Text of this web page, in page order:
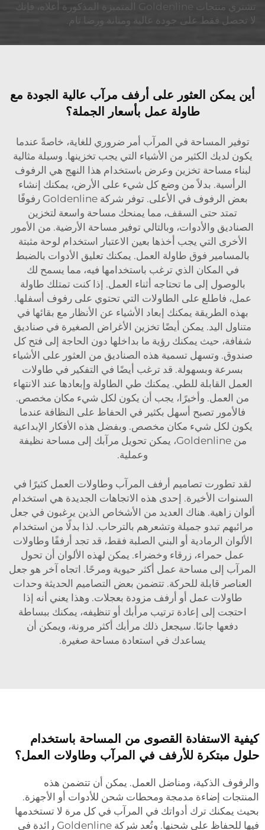
تشتري منتجات Goldenline المتميزة المذكورة أعلاه، فإنك
لا تحصل فقط على جودة عالية ومتانة ورضا تام.
أين يمكن العثور على أرفف مرآب عالية الجودة مع
طاولة عمل بأسعار الجملة؟
توفير المساحة في المرآب أمر ضروري للغاية، خاصةً عندما
يكون لديك الكثير من الأشياء التي يجب تخزينها. وسيلة مثالية
لبناء مساحة تخزين وعرض باستخدام هذا النهج هي الرفوف
الرأسية. بدلاً من وضع كل شيء على الأرض، يمكنك إنشاء
بعض الرفوف في الأعلى. توفر شركة Goldenline رفوفًا
تمتد حتى السقف، مما يمنحك مساحة واسعة لتخزين
الصناديق والأدوات، وبالتالي توفير مساحة الأرضية. من الأمور
الأخرى التي يجب أخذها بعين الاعتبار استخدام لوحة مثبتة
بالمسامير فوق طاولة العمل. يمكنك تعليق الأدوات بالضبط
في المكان الذي ترغب باستخدامها فيه، مما يسمح لك
بالوصول إلى ما تحتاجه أثناء العمل. إذا كنت تمتلك طاولة
عمل، فاطلع على الطاولات التي تحتوي على رفوف أسفلها.
بهذه الطريقة يمكنك إبعاد الأشياء عن الأنظار مع بقائها في
متناول اليد. يمكن أيضًا تخزين الأغراض الصغيرة في صناديق
شفافة، حيث يمكنك رؤية ما بداخلها دون الحاجة إلى فتح كل
صندوق. وتسهل تسمية هذه الصناديق من العثور على الأشياء
بسرعة وبسهولة. قد ترغب أيضًا في التفكير في طاولات
العمل القابلة للطي. يمكنك طي الطاولة وإبعادها عند الانتهاء
من العمل. وأخيرًا، يجب أن يكون لكل شيء مكان مخصص.
فالأمور تصبح أسهل بكثير في الحفاظ على النظافة عندما
يكون لكل شيء مكان مخصص. وبفضل هذه الأفكار الإبداعية
من Goldenline، يمكن تحويل مرآبك إلى مساحة نظيفة
وعملية.
لقد تطورت تصاميم أرفف المرآب وطاولات العمل كثيرًا في
السنوات الأخيرة. إحدى هذه الاتجاهات الجديدة هي استخدام
ألوان زاهية. هناك العديد من الأشخاص الذين يرغبون في جعل
مرائبهم تبدو جميلة وتشعرهم بالترحاب. لذا بدلًا من استخدام
الألوان الرمادية أو البني الصلبة فقط، قد تجد أرففًا وطاولات
عمل حمراء، زرقاء وخضراء. يمكن لهذه الألوان أن تحول
المرآب إلى مساحة عمل أكثر حيوية ومرحًا. اتجاه آخر هو جعل
العناصر قابلة للحركة. تتضمن بعض التصاميم الحديثة وحدات
طاولات عمل أو أرفف مزودة بعجلات. وهذا يعني أنه إذا
احتجت إلى إعادة ترتيب مرأبك أو تنظيفه، يمكنك ببساطة
دفعها جانبًا. سيجعل ذلك مرأبك أكثر مرونة، ويمكن أن
يساعدك في استعادة مساحة صغيرة.
كيفية الاستفادة القصوى من المساحة باستخدام
حلول مبتكرة للأرفف في المرآب وطاولات العمل؟
والرفوف الذكية، ومناضل العمل. يمكن أن تتضمن هذه
المنتجات إضاءة مدمجة ومحطات شحن للأدوات أو الأجهزة.
بحيث يمكنك ترك أدواتك في المرآب في كل مرة لا تستخدمها
فيها للحفاظ على شحنها. وتُعد شركة Goldenline رائدة في